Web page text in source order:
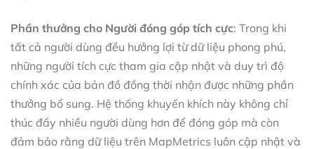
Phần thưởng cho Người đóng góp tích cực: Trong khi
tất cả người dùng đều hưởng lợi từ dữ liệu phong phú,
những người tích cực tham gia cập nhật và duy trì độ
chính xác của bản đồ đồng thời nhận được những phần
thưởng bổ sung. Hệ thống khuyến khích này không chỉ
thúc đẩy nhiều người dùng hơn để đóng góp mà còn
đảm bảo rằng dữ liệu trên MapMetrics luôn cập nhật và